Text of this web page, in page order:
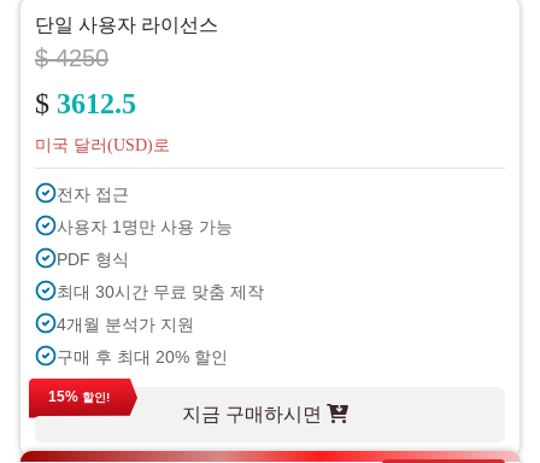
단일 사용자 라이선스
$ 4250
$ 3612.5
미국 달러(USD)로
전자 접근
사용자 1명만 사용 가능
PDF 형식
최대 30시간 무료 맞춤 제작
4개월 분석가 지원
구매 후 최대 20% 할인
지금 구매하시면
15% 할인!